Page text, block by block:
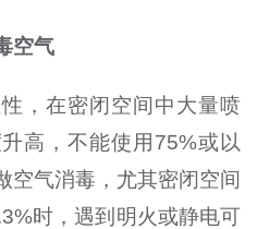
空气
，在密闭空间中大量喷
高，不能使用75%或以
空气消毒，尤其密闭空间
时，遇到明火或静电可